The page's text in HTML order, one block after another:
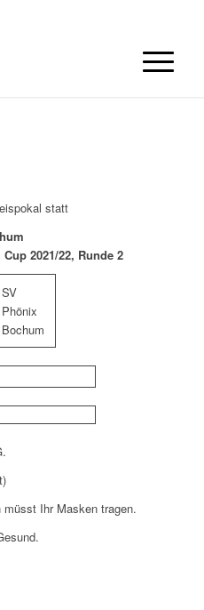
statt
2021/22, Runde 2
SV
Phönix
Bochum
müsst Ihr Masken tragen.